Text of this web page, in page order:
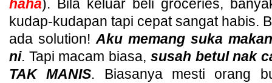
haha). Bila keluar beli groceries,
kudap-kudapan tapi cepat sangat habis.
ada solution! Aku memang suka
ni. Tapi macam biasa, susah betul nak
TAK MANIS. Biasanya mesti orang